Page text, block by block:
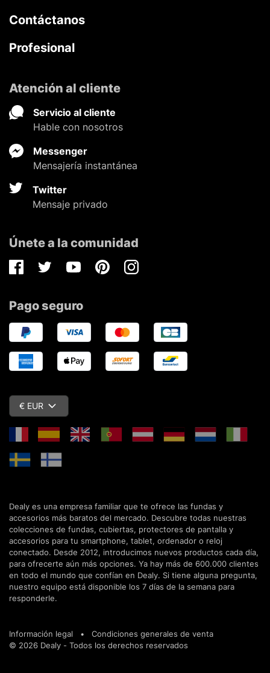
Contáctanos
Profesional
Atención al cliente
Servicio al cliente
Hable con nosotros
Messenger
Mensajería instantánea
Twitter
Mensaje privado
Únete a la comunidad
FacebookTwitterYoutubePinterestInstagram
Pago seguro
€ EUR
Dealy es una empresa familiar que te ofrece las fundas y
accesorios más baratos del mercado. Descubre todas nuestras
colecciones de fundas, cubiertas, protectores de pantalla y
accesorios para tu smartphone, tablet, ordenador o reloj
conectado. Desde 2012, introducimos nuevos productos cada día,
para ofrecerte aún más opciones. Ya hay más de 600.000 clientes
en todo el mundo que confían en Dealy. Si tiene alguna pregunta,
nuestro equipo está disponible los 7 días de la semana para
responderle.
© 2026 Dealy - Todos los derechos reservados
Información legal • Condiciones generales de venta